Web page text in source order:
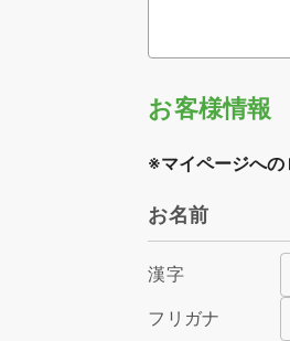
お客様情報
※マイページへ
お名前
漢字
フリガナ